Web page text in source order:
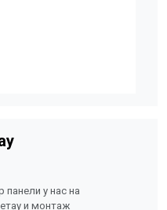
панели у нас на
и монтаж